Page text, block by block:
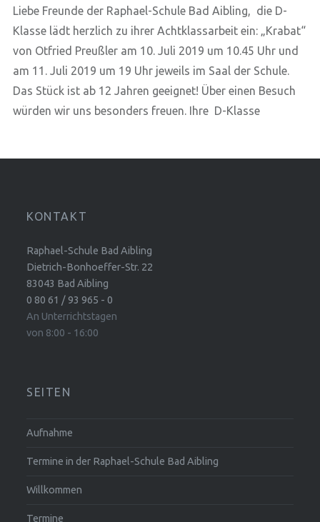
Liebe Freunde der Raphael-Schule Bad Aibling, die D-
Klasse lädt herzlich zu ihrer Achtklassarbeit ein: „Krabat“
von Otfried Preußler am 10. Juli 2019 um 10.45 Uhr und
am 11. Juli 2019 um 19 Uhr jeweils im Saal der Schule.
Das Stück ist ab 12 Jahren geeignet! Über einen Besuch
würden wir uns besonders freuen. Ihre D-Klasse
KONTAKT
Raphael-Schule Bad Aibling
Dietrich-Bonhoeffer-Str. 22
83043 Bad Aibling
0 80 61 / 93 965 - 0
An Unterrichtstagen
von 8:00 - 16:00
SEITEN
Aufnahme
Termine in der Raphael-Schule Bad Aibling
Willkommen
Termine